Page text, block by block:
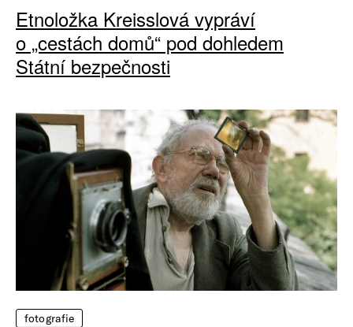
Etnoložka Kreisslová vypráví
o „cestách domů“ pod dohledem
Státní bezpečnosti
fotografie